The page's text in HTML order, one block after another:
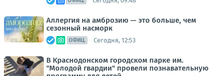
Аллергия на амброзию — это больше, чем
сезонный насморк
ОФИЦ. Сегодня, 12:53
В Краснодонском городском парке им.
"Молодой гвардии" провели познавательную